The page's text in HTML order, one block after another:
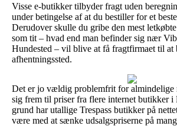
Visse e-butikker tilbyder fragt uden
under betingelse af at du bestiller for et
Derudover skulle du gribe den mest
som tit – hvad end man befinder sig nær
Hundested – vil blive at få fragtfirmaet til at
afhentningssted.
Det er jo vældig problemfrit for almindelige
sig frem til priser fra flere internet butikker i
grund har utallige Trespass butikker på
være med at sænke udsalgspriserne på